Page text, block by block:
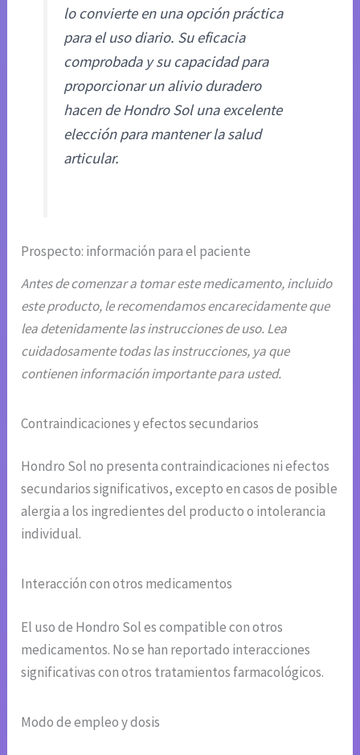
lo convierte en una opción práctica
para el uso diario. Su eficacia
comprobada y su capacidad para
proporcionar un alivio duradero
hacen de Hondro Sol una excelente
elección para mantener la salud
articular.
Prospecto: información para el paciente
Antes de comenzar a tomar este medicamento, incluido
este producto, le recomendamos encarecidamente que
lea detenidamente las instrucciones de uso. Lea
cuidadosamente todas las instrucciones, ya que
contienen información importante para usted.
Contraindicaciones y efectos secundarios
Hondro Sol no presenta contraindicaciones ni efectos
secundarios significativos, excepto en casos de posible
alergia a los ingredientes del producto o intolerancia
individual.
Interacción con otros medicamentos
El uso de Hondro Sol es compatible con otros
medicamentos. No se han reportado interacciones
significativas con otros tratamientos farmacológicos.
Modo de empleo y dosis